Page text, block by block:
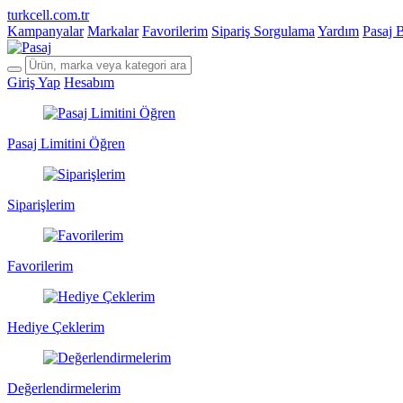
turkcell.com.tr
Kampanyalar Markalar Favorilerim Sipariş Sorgulama Yardım Pasaj
Giriş Yap Hesabım
Pasaj Limitini Öğren
Siparişlerim
Favorilerim
Hediye Çeklerim
Değerlendirmelerim